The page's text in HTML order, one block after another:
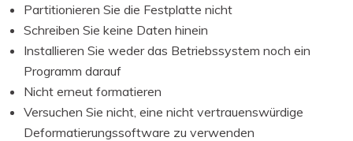
Partitionieren Sie die Festplatte nicht
Schreiben Sie keine Daten hinein
Installieren Sie weder das Betriebssystem noch ein
Programm darauf
Nicht erneut formatieren
Versuchen Sie nicht, eine nicht vertrauenswürdige
Deformatierungssoftware zu verwenden